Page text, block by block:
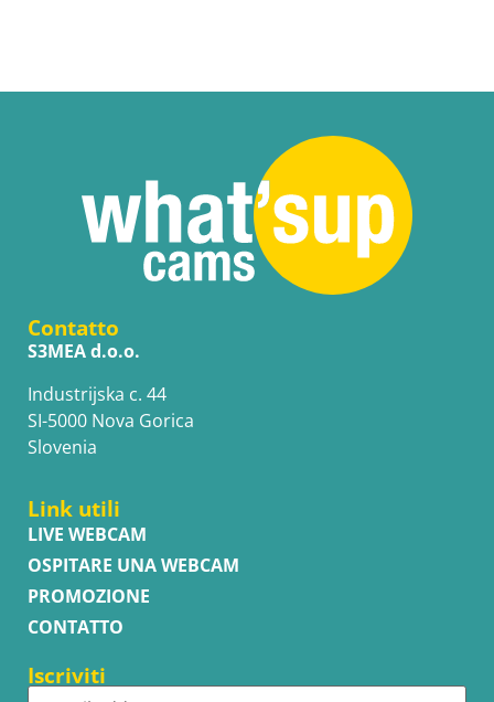
Contatto
S3MEA d.o.o.
Industrijska c. 44
SI-5000 Nova Gorica
Slovenia
Link utili
LIVE WEBCAM
OSPITARE UNA WEBCAM
PROMOZIONE
CONTATTO
Iscriviti